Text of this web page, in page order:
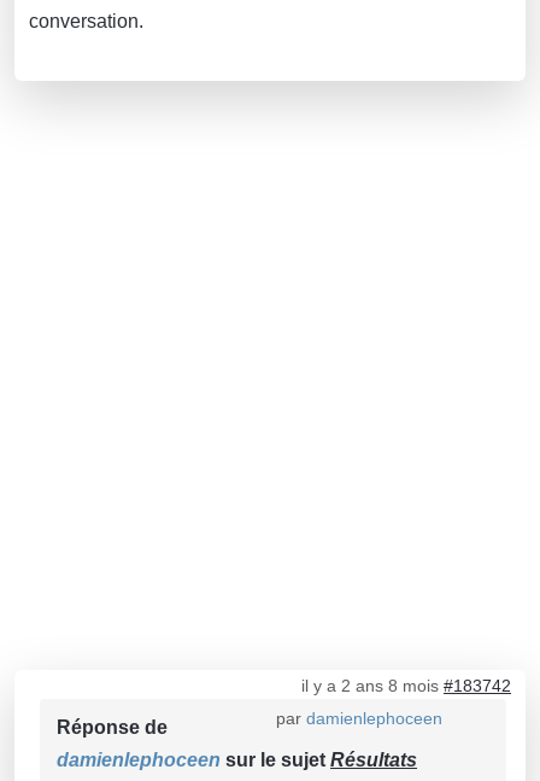
conversation.
il y a 2 ans 8 mois #183742
par damienlephoceen
Réponse de
damienlephoceen sur le sujet Résultats